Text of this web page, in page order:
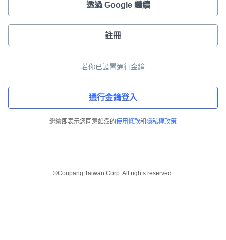
透過 Google 繼續
註冊
若你已設置通行金鑰
通行金鑰登入
繼續即表示您同意酷澎的使用條款和 隱私權政策
©Coupang Taiwan Corp. All rights reserved.